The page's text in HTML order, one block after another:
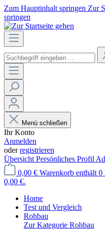
Zum Hauptinhalt springen Zur
springen
Menü schließen
Ihr Konto
Anmelden
oderregistrieren
Übersicht Persönliches Profil
0,00 € Warenkorb enthält
0,00 €.
Home
Test und Vergleich
Rohbau
Zur Kategorie Rohbau